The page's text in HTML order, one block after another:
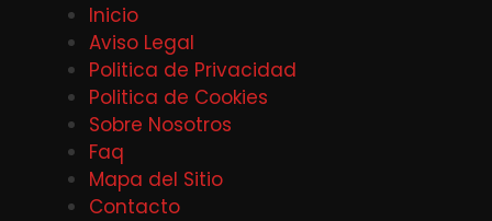
Inicio
Aviso Legal
Politica de Privacidad
Politica de Cookies
Sobre Nosotros
Faq
Mapa del Sitio
Contacto